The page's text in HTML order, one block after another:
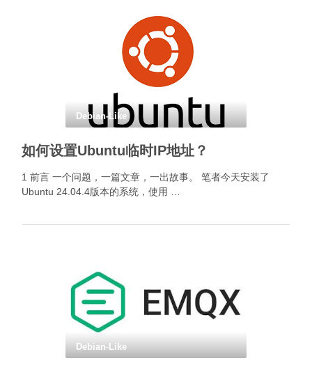
Debian-Like
如何设置Ubuntu临时IP地址？
1 前言 一个问题，一篇文章，一出故事。 笔者今天安装了
Ubuntu 24.04.4版本的系统，使用 …
Debian-Like